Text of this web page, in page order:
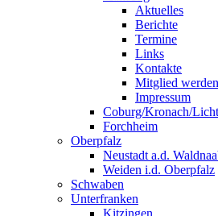
Aktuelles
Berichte
Termine
Links
Kontakte
Mitglied werden
Impressum
Coburg/Kronach/
Forchheim
Oberpfalz
Neustadt a.d.
Weiden i.d. Oberpfalz
Schwaben
Unterfranken
Kitzingen